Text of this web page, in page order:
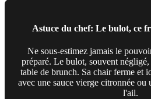
Astuce du chef: Le bulot, ce
Ne sous-estimez jamais le
préparé. Le bulot, souvent
table de brunch. Sa chair ferme et
avec une sauce vierge citronnée ou
l'ail.